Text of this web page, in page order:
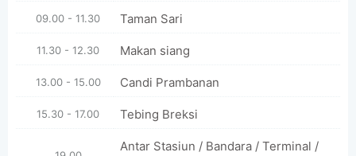
09.00 - 11.30 Taman Sari
11.30 - 12.30 Makan siang
13.00 - 15.00 Candi Prambanan
15.30 - 17.00 Tebing Breksi
Antar Stasiun / Bandara / Terminal /